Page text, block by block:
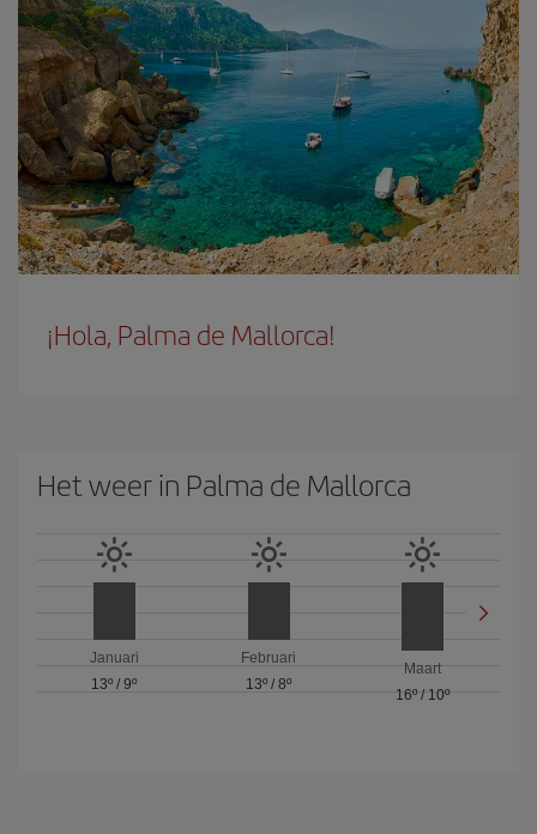
¡Hola, Palma de Mallorca!
Het weer in Palma de Mallorca
Januari
13º /9º
Februari
13º / 8º
Maart
16º/ 10º